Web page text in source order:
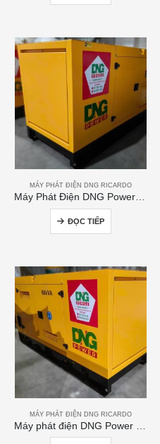
MÁY PHÁT ĐIỆN DNG RICARDO
Máy Phát Điện DNG Power 200kVA
ĐỌC TIẾP
MÁY PHÁT ĐIỆN DNG RICARDO